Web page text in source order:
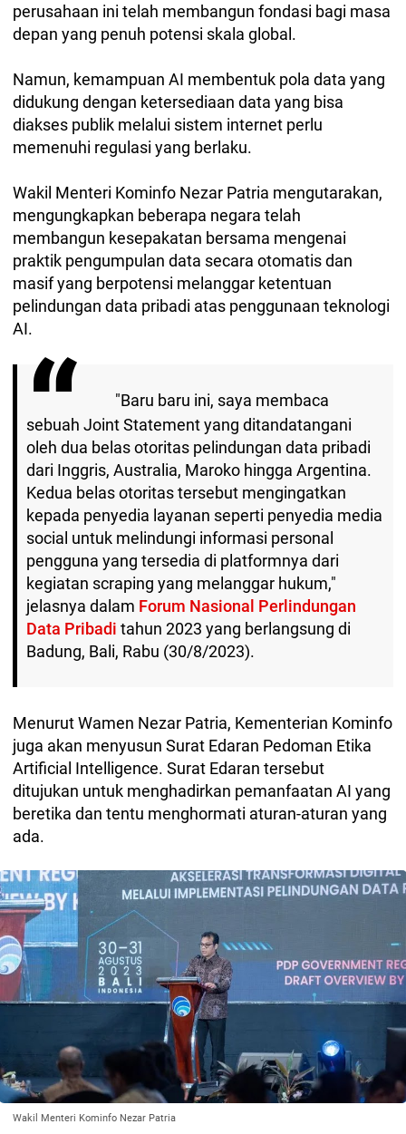
perusahaan ini telah membangun fondasi bagi masa
depan yang penuh potensi skala global.
Namun, kemampuan AI membentuk pola data yang
didukung dengan ketersediaan data yang bisa
diakses publik melalui sistem internet perlu
memenuhi regulasi yang berlaku.
Wakil Menteri Kominfo Nezar Patria mengutarakan,
mengungkapkan beberapa negara telah
membangun kesepakatan bersama mengenai
praktik pengumpulan data secara otomatis dan
masif yang berpotensi melanggar ketentuan
pelindungan data pribadi atas penggunaan teknologi
AI.
"Baru baru ini, saya membaca
sebuah Joint Statement yang ditandatangani
oleh dua belas otoritas pelindungan data pribadi
dari Inggris, Australia, Maroko hingga Argentina.
Kedua belas otoritas tersebut mengingatkan
kepada penyedia layanan seperti penyedia media
social untuk melindungi informasi personal
pengguna yang tersedia di platformnya dari
kegiatan scraping yang melanggar hukum,"
jelasnya dalam Forum Nasional Perlindungan
Data Pribadi tahun 2023 yang berlangsung di
Badung, Bali, Rabu (30/8/2023).
Menurut Wamen Nezar Patria, Kementerian Kominfo
juga akan menyusun Surat Edaran Pedoman Etika
Artificial Intelligence. Surat Edaran tersebut
ditujukan untuk menghadirkan pemanfaatan AI yang
beretika dan tentu menghormati aturan-aturan yang
ada.
Wakil Menteri Kominfo Nezar Patria